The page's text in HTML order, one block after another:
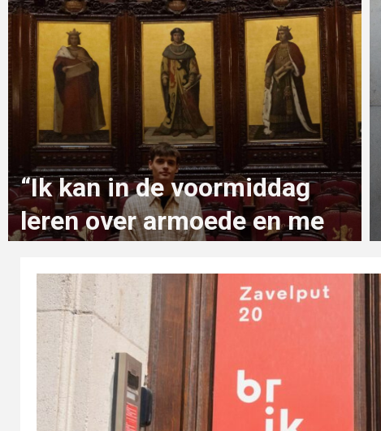
“Ik kan in de voormiddag
leren over armoede en me
die te verminderen”
2 maanden geleden zeno.van.muylders@student.ehb.be